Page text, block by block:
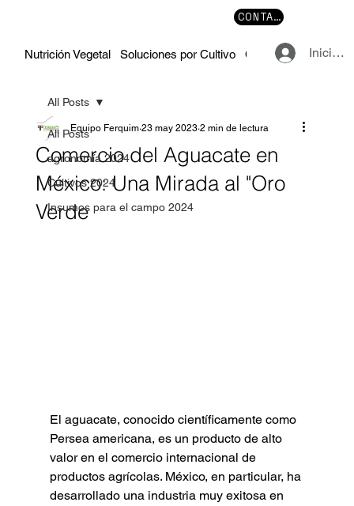
Nutrición Vegetal Soluciones por Cultivo Cursos y Manuales
CONTACTO
Iniciar
All Posts
agronomía 2024
Cultivos 2024
Insumos para el campo 2024
All Posts
Comercio del Aguacate en
México: Una Mirada al "Oro
Verde
Equipo Ferquim 23 may 2023 2 min de lectura
El aguacate, conocido científicamente como
Persea americana, es un producto de alto
valor en el comercio internacional de
productos agrícolas. México, en particular, ha
desarrollado una industria muy exitosa en